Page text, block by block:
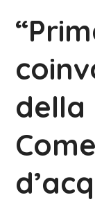
della